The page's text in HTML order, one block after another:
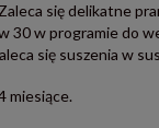
się delikatne
30 w programie do
się suszenia w
miesiące.